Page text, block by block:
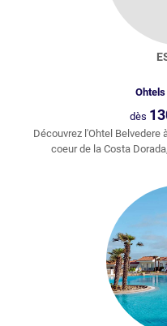
dès
Découvrez l'Ohtel Belvedere
coeur de la Costa